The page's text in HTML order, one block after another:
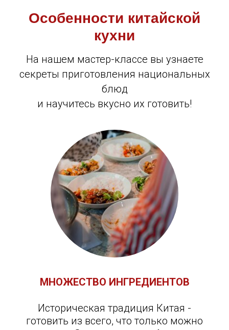
Особенности китайской
кухни
На нашем мастер-классе вы узнаете
секреты приготовления национальных
блюд
и научитесь вкусно их готовить!
МНОЖЕСТВО ИНГРЕДИЕНТОВ
Историческая традиция Китая -
готовить из всего, что только можно